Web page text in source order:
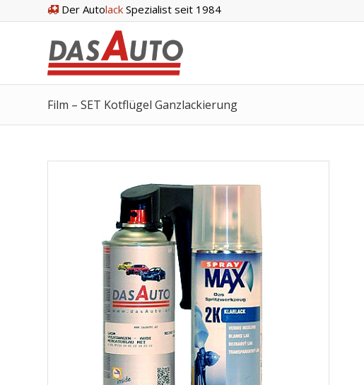
Der Autolack Spezialist seit 1984
Film – SET Kotflügel Ganzlackierung